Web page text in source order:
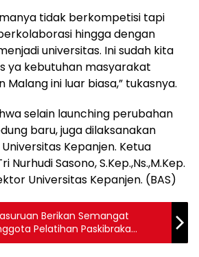
tidak berkompetisi tapi
hingga dengan
universitas. Ini sudah kita
ya kebutuhan masyarakat
ini luar biasa,” tukasnya.
selain launching perubahan
baru, juga dilaksanakan
Kepanjen. Ketua
Nurhudi Sasono, S.Kep.,Ns.,M.Kep.
Universitas Kepanjen. (BAS)
Berikan Semangat
Pelatihan Paskibraka
Sang Merah Putih